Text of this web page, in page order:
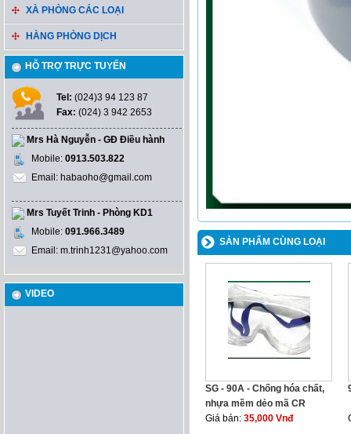
XÀ PHÒNG CÁC LOẠI
HÀNG PHÒNG DỊCH
HỖ TRỢ TRỰC TUYẾN
Tel: (024)3 94 123 87
Fax: (024) 3 942 2653
Mrs Hà Nguyễn - GĐ Điều hành
Mobile: 0913.503.822
Email: habaoho@gmail.com
Mrs Tuyết Trinh - Phòng KD1
Mobile: 091.966.3489
Email: m.trinh1231@yahoo.com
VIDEO
SẢN PHẨM CÙNG LOẠI
SG - 90A - Chống hóa chất,
nhựa mềm dẻo mã CR
Giá bán: 35,000 Vnđ